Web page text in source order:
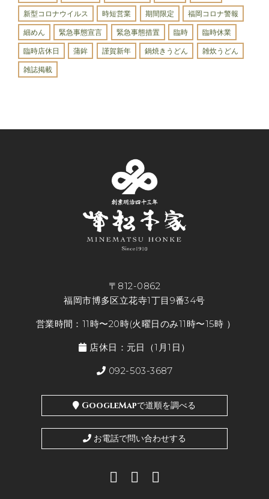
新型コロナウイルス 時短営業 期間限定 福岡コロナ警報
細めん 緊急事態宣言 緊急事態措置 臨時 臨時休業
臨時店休日 蒲鉾 謹賀新年 鍋焼きうどん 雑炊うどん
雑誌掲載
〒812-0862
福岡市博多区立花寺1丁目9番34号
営業時間：11時〜20時(火曜日のみ11時〜15時 ）
店休日：元日（1月1日）
092-503-3687
GoogleMapで道順を調べる
お電話で問い合わせする